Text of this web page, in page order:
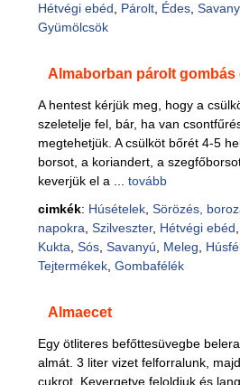
Hétvégi ebéd
Párolt, Édes,
Gyümölcsök
Almaborban párolt gombás
A hentest kérjük meg, hogy a
szeletelje fel, bár, ha van
megtehetjük. A csülköt bőrét 4-5
borsot, a koriandert, a
keverjük el a ... tovább
cimkék: Húsételek, Sörözés,
napokra Szilveszter, Hétvégi ebéd
Kukta Sós, Savanyú Meleg
Tejtermékek, Gombafélék
Almaecet
Egy ötliteres befőttesüvegbe
almát. 3 liter vizet felforralunk,
cukrot. Kevergetve feloldjuk és